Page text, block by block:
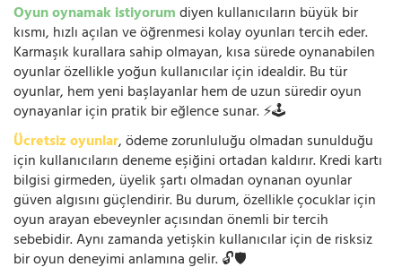
Oyun oynamak istiyorumdiyen kullanıcıların büyük bir
kısmı, hızlı açılan ve öğrenmesi kolay oyunları tercih eder.
Karmaşık kurallara sahip olmayan, kısa sürede oynanabilen
oyunlar özellikle yoğun kullanıcılar için idealdir. Bu tür
oyunlar, hem yeni başlayanlar hem de uzun süredir oyun
oynayanlar için pratik bir eğlence sunar. ⚡🕹️
Ücretsiz oyunlar, ödeme zorunluluğu olmadan sunulduğu
için kullanıcıların deneme eşiğini ortadan kaldırır. Kredi kartı
bilgisi girmeden, üyelik şartı olmadan oynanan oyunlar
güven algısını güçlendirir. Bu durum, özellikle çocuklar için
oyun arayan ebeveynler açısından önemli bir tercih
sebebidir. Aynı zamanda yetişkin kullanıcılar için de risksiz
bir oyun deneyimi anlamına gelir. 🔓🛡️